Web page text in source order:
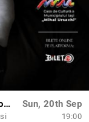
Spectacolul extraordinar susținut de tenorul Paul Cel Mare Sun, 20th Sep
19:00